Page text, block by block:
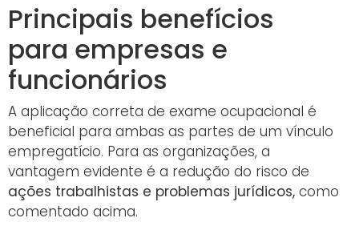
Principais benefícios
para empresas e
funcionários
A aplicação correta de exame ocupacional é
beneficial para ambas as partes de um vínculo
empregatício. Para as organizações, a
vantagem evidente é a redução do risco de
ações trabalhistas e problemas jurídicos, como
comentado acima.